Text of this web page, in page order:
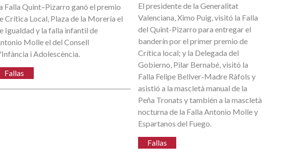
Falla Quint–Pizarro ganó el premio
Crítica Local, Plaza de la Morería el
Igualdad y la falla infantil de
Molle el del Consell
i Adolescència.
Fallas
El presidente de la Generalitat
Valenciana, Ximo Puig, visitó la Falla
del Quint-Pizarro para entregar el
banderín por el primer premio de
Crítica local; y la Delegada del
Gobierno, Pilar Bernabé, visitó la
Falla Felipe Bellver-Madre Ràfols y
asistió a la mascletà manual de la
Peña Tronats y también a la mascletà
nocturna de la Falla Antonio Molle y
Espartanos del Fuego.
Fallas